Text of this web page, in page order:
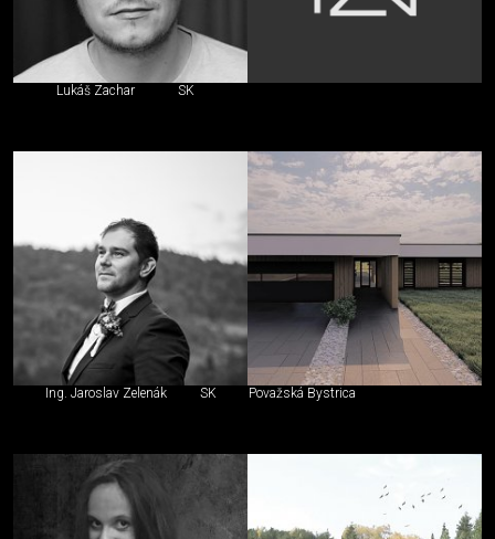
Lukáš Zachar SK
Ing. Jaroslav Zelenák SK Považská Bystrica